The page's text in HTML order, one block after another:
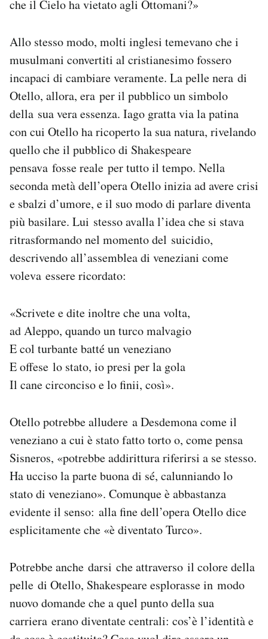
che il Cielo ha vietato agli Ottomani?»
Allo stesso modo, molti inglesi temevano che i
musulmani convertiti al cristianesimo fossero
incapaci di cambiare veramente. La pelle nera di
Otello, allora, era per il pubblico un simbolo
della sua vera essenza. Iago gratta via la patina
con cui Otello ha ricoperto la sua natura, rivelando
quello che il pubblico di Shakespeare
pensava fosse reale per tutto il tempo. Nella
seconda metà dell’opera Otello inizia ad avere crisi
e sbalzi d’umore, e il suo modo di parlare diventa
più basilare. Lui stesso avalla l’idea che si stava
ritrasformando nel momento del suicidio,
descrivendo all’assemblea di veneziani come
voleva essere ricordato:
«Scrivete e dite inoltre che una volta,
ad Aleppo, quando un turco malvagio
E col turbante batté un veneziano
E offese lo stato, io presi per la gola
Il cane circonciso e lo finii, così».
Otello potrebbe alludere a Desdemona come il
veneziano a cui è stato fatto torto o, come pensa
Sisneros, «potrebbe addirittura riferirsi a se stesso.
Ha ucciso la parte buona di sé, calunniando lo
stato di veneziano». Comunque è abbastanza
evidente il senso: alla fine dell’opera Otello dice
esplicitamente che «è diventato Turco».
Potrebbe anche darsi che attraverso il colore della
pelle di Otello, Shakespeare esplorasse in modo
nuovo domande che a quel punto della sua
carriera erano diventate centrali: cos’è l’identità e